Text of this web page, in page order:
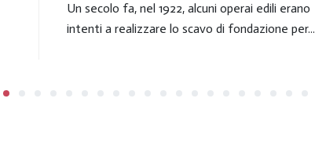
Un secolo fa, nel 1922, alcuni operai edili erano
intenti a realizzare lo scavo di fondazione per...